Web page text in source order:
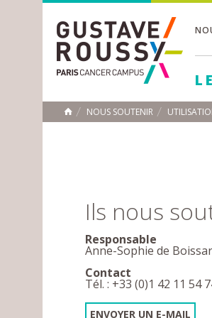
ACCUEIL
NOUS SOUTENIR
Ils nous
Responsable
Anne-Sophie de
Contact
Tél. : +33 (0)1 42 11 54
ENVOYER UN E-MAIL